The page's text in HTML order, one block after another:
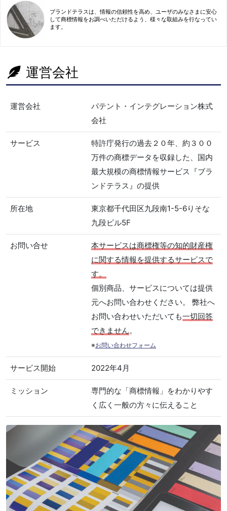
ブランドテラスは、情報の信頼性を高め、ユーザのみなさまに安心
して商標情報をお調べいただけるよう、様々な取組みを行なってい
ます。
運営会社
運営会社
パテント・インテグレーション株式
会社
サービス
特許庁発行の過去２０年、約３００
万件の商標データを収録した、国内
最大規模の商標情報サービス『ブラ
ンドテラス』の提供
所在地
東京都千代田区九段南1-5-6りそな
九段ビル5F
お問い合せ
本サービスは商標権等の知的財産権
に関する情報を提供するサービスで
す。
個別商品、サービスについては提供
元へお問い合わせください。 弊社へ
お問い合わせいただいても一切回答
できません。
※お問い合わせフォーム
サービス開始 2022年4月
ミッション
専門的な「商標情報」をわかりやす
く広く一般の方々に伝えること